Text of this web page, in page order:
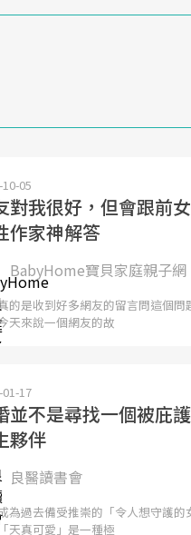
05
對我很好，但會跟前
作家神解答
BabyHome寶貝家庭親子網
的是收到好多網友的留言問這個
天來說一個網友的故
17
並不是尋找一個被庇
夥伴
良醫讀書會
為過去備受推崇的「令人想守護
天真可愛」是一種極
面對
如「
心議
良醫
2025
啟動